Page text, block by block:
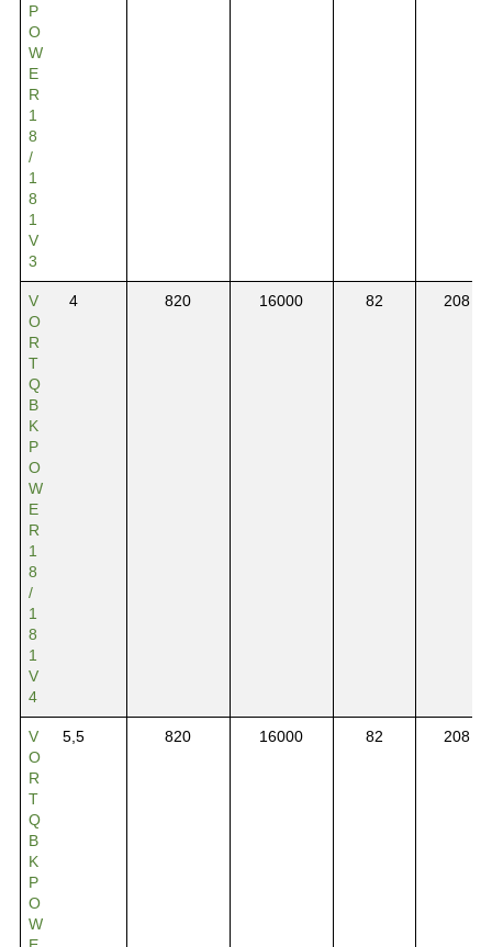
P
O
W
E
R
1
8
/
1
8
1
V
3
V
O
R
T
Q
B
K
P
O
W
E
R
1
8
/
1
8
1
V
4
4 820 16000 82 208
V
O
R
T
Q
B
K
P
O
W
5,5 820 16000 82 208